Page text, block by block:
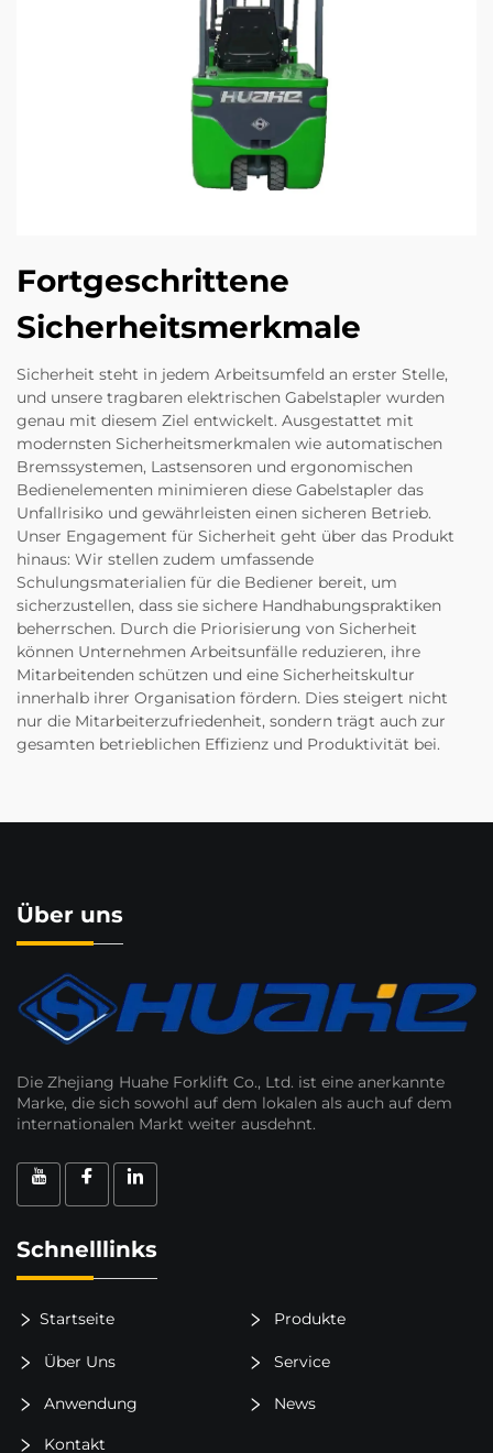
Fortgeschrittene
Sicherheitsmerkmale
Sicherheit steht in jedem Arbeitsumfeld an erster Stelle,
und unsere tragbaren elektrischen Gabelstapler wurden
genau mit diesem Ziel entwickelt. Ausgestattet mit
modernsten Sicherheitsmerkmalen wie automatischen
Bremssystemen, Lastsensoren und ergonomischen
Bedienelementen minimieren diese Gabelstapler das
Unfallrisiko und gewährleisten einen sicheren Betrieb.
Unser Engagement für Sicherheit geht über das Produkt
hinaus: Wir stellen zudem umfassende
Schulungsmaterialien für die Bediener bereit, um
sicherzustellen, dass sie sichere Handhabungspraktiken
beherrschen. Durch die Priorisierung von Sicherheit
können Unternehmen Arbeitsunfälle reduzieren, ihre
Mitarbeitenden schützen und eine Sicherheitskultur
innerhalb ihrer Organisation fördern. Dies steigert nicht
nur die Mitarbeiterzufriedenheit, sondern trägt auch zur
gesamten betrieblichen Effizienz und Produktivität bei.
Über uns
Die Zhejiang Huahe Forklift Co., Ltd. ist eine anerkannte
Marke, die sich sowohl auf dem lokalen als auch auf dem
internationalen Markt weiter ausdehnt.
Schnelllinks
Startseite Produkte
Über Uns Service
Anwendung News
Kontakt